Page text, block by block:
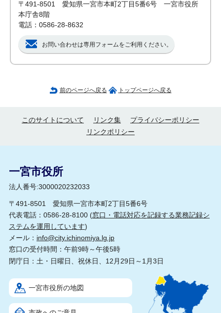
〒491-8501 愛知県一宮市本町2丁目5番6号 一宮市役所
本庁舎8階
電話：0586-28-8632
お問い合わせは専用フォームをご利用ください。
前のページへ戻る トップページへ戻る
このサイトについて リンク集
プライバシーポリシー
リンクポリシー
一宮市役所
法人番号:3000020232033
〒491-8501 愛知県一宮市本町2丁目5番6号
代表電話：0586-28-8100 (窓口・電話対応を記録する業務記録シ
ステムを運用しています)
メール： info@city.ichinomiya.lg.jp
窓口の受付時間：午前9時～午後5時
閉庁日：土・日曜日、祝休日、12月29日～1月3日
一宮市役所の地図